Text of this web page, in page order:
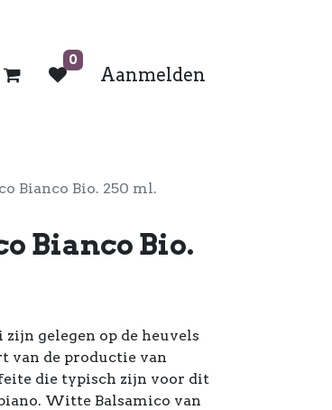
0
Aanmelden
Bianco Bio. 250 ml.
Bianco Bio.
gelegen op de heuvels
van de productie van
die typisch zijn voor dit
Witte Balsamico van